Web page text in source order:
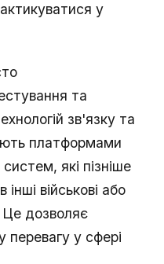
у
та
зв'язку та
платформами
які пізніше
військові або
Це дозволяє
перевагу у сфері